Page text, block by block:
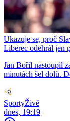
Ukazuje se, proč
Liberec odehrál jen
Jan Bořil nastoupil
minutách šel dolů.
SportyŽivě
dnes, 19:19